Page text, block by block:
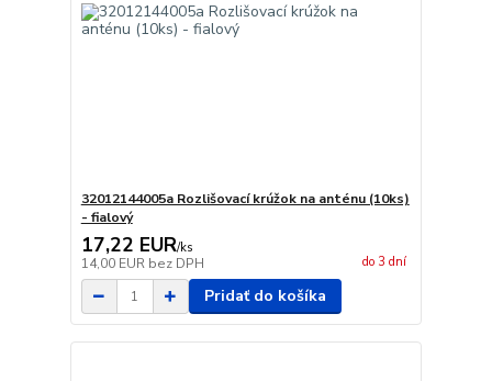
32012144005a Rozlišovací krúžok na anténu (10ks)
- fialový
17,22 EUR/ks
14,00 EUR bez DPH do 3 dní
Pridať do košíka